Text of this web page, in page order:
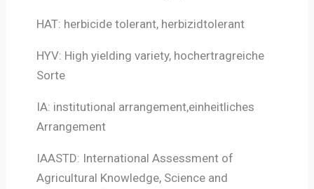
HAT: herbicide tolerant, herbizidtolerant
HYV: High yielding variety, hochertragreiche
Sorte
IA: institutional arrangement,einheitliches
Arrangement
IAASTD: International Assessment of
Agricultural Knowledge, Science and